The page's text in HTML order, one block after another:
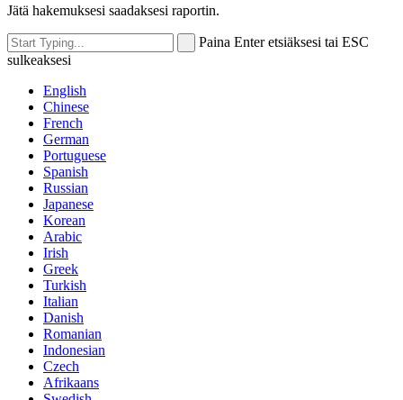
Jätä hakemuksesi saadaksesi raportin.
Paina Enter etsiäksesi tai ESC
sulkeaksesi
English
Chinese
French
German
Portuguese
Spanish
Russian
Japanese
Korean
Arabic
Irish
Greek
Turkish
Italian
Danish
Romanian
Indonesian
Czech
Afrikaans